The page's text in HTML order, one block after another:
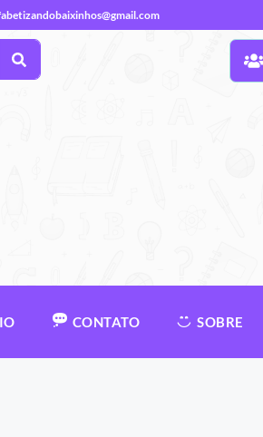
CONTATO SOBRE